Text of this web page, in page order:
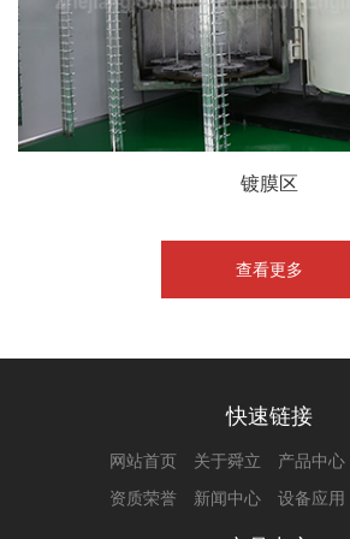
镀膜区
查看更多
快速链接
网站首页 关于舜立 产品中心
资质荣誉
新闻中心 设备应用